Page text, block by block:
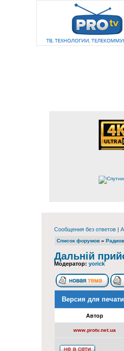
Сообщения без ответов |
Список форумов »
Дальній
Модератор: yorick
Версия для печати
Автор
www.protv.net.ua